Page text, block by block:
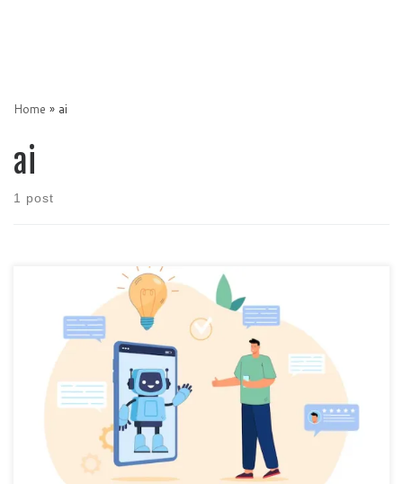
Home » ai
ai
1 post
Artificial Intelligence atau lebih keren disebut AI merupakan yang
sudah ada sejak dahulu, akan tetapi dengan kebutuhan akan
persaingan teknologi dalam usaha maka AI menjadi terkenal dan
diminati. Dalam dunia bisnis peranan AI sangat membantu dalam
banyak hal pada sisi efisiensi dan efektifitas. Cakupan besar AI
yang paling dominan terletak […]